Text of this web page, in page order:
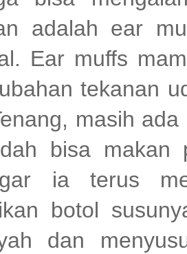
adalah ear
Ear muffs
tekanan
masih
bisa makan
ia terus
botol
dan